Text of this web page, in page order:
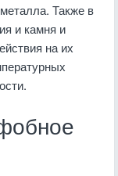
Также в
и камня и
на их